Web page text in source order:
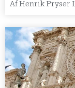
Af Henrik Pryser